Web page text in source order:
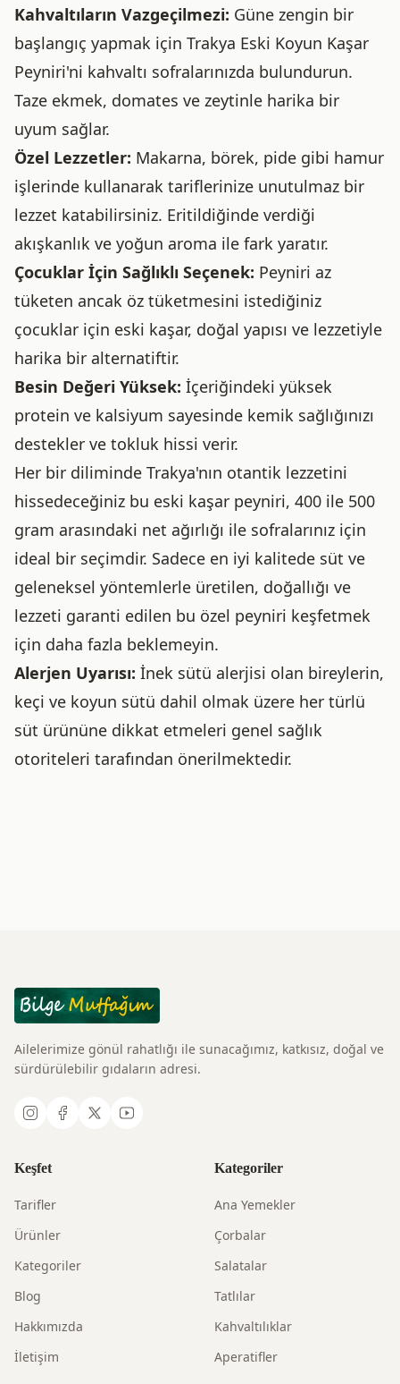
Kahvaltıların Vazgeçilmezi: Güne zengin bir
başlangıç yapmak için Trakya Eski Koyun Kaşar
Peyniri'ni kahvaltı sofralarınızda bulundurun.
Taze ekmek, domates ve zeytinle harika bir
uyum sağlar.
Özel Lezzetler: Makarna, börek, pide gibi hamur
işlerinde kullanarak tariflerinize unutulmaz bir
lezzet katabilirsiniz. Eritildiğinde verdiği
akışkanlık ve yoğun aroma ile fark yaratır.
Çocuklar İçin Sağlıklı Seçenek: Peyniri az
tüketen ancak öz tüketmesini istediğiniz
çocuklar için eski kaşar, doğal yapısı ve lezzetiyle
harika bir alternatiftir.
Besin Değeri Yüksek: İçeriğindeki yüksek
protein ve kalsiyum sayesinde kemik sağlığınızı
destekler ve tokluk hissi verir.
Her bir diliminde Trakya'nın otantik lezzetini
hissedeceğiniz bu eski kaşar peyniri, 400 ile 500
gram arasındaki net ağırlığı ile sofralarınız için
ideal bir seçimdir. Sadece en iyi kalitede süt ve
geleneksel yöntemlerle üretilen, doğallığı ve
lezzeti garanti edilen bu özel peyniri keşfetmek
için daha fazla beklemeyin.
Alerjen Uyarısı: İnek sütü alerjisi olan bireylerin,
keçi ve koyun sütü dahil olmak üzere her türlü
süt ürününe dikkat etmeleri genel sağlık
otoriteleri tarafından önerilmektedir.
Ailelerimize gönül rahatlığı ile sunacağımız, katkısız, doğal ve
sürdürülebilir gıdaların adresi.
Keşfet
Tarifler
Ürünler
Kategoriler
Blog
Hakkımızda
İletişim
Kategoriler
Ana Yemekler
Çorbalar
Salatalar
Tatlılar
Kahvaltılıklar
Aperatifler